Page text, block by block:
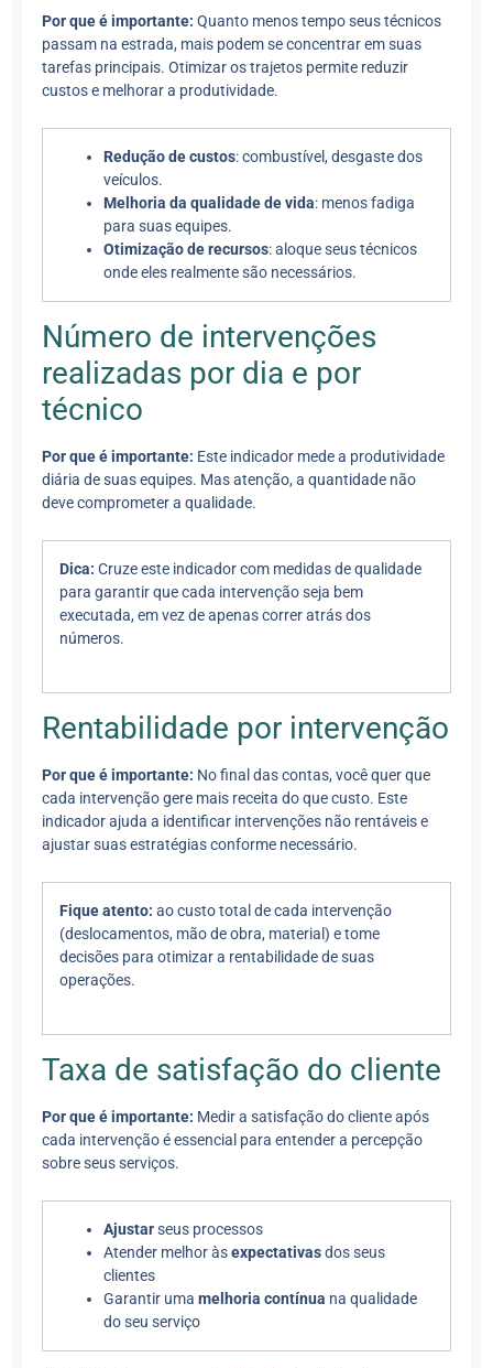
Por que é importante: Quanto menos tempo seus técnicos
passam na estrada, mais podem se concentrar em suas
tarefas principais. Otimizar os trajetos permite reduzir
custos e melhorar a produtividade.
Redução de custos: combustível, desgaste dos
veículos.
Melhoria da qualidade de vida: menos fadiga
para suas equipes.
Otimização de recursos: aloque seus técnicos
onde eles realmente são necessários.
Número de intervenções
realizadas por dia e por
técnico
Por que é importante: Este indicador mede a produtividade
diária de suas equipes. Mas atenção, a quantidade não
deve comprometer a qualidade.
Dica: Cruze este indicador com medidas de qualidade
para garantir que cada intervenção seja bem
executada, em vez de apenas correr atrás dos
números.
Rentabilidade por intervenção
Por que é importante: No final das contas, você quer que
cada intervenção gere mais receita do que custo. Este
indicador ajuda a identificar intervenções não rentáveis e
ajustar suas estratégias conforme necessário.
Fique atento: ao custo total de cada intervenção
(deslocamentos, mão de obra, material) e tome
decisões para otimizar a rentabilidade de suas
operações.
Taxa de satisfação do cliente
Por que é importante: Medir a satisfação do cliente após
cada intervenção é essencial para entender a percepção
sobre seus serviços.
Ajustarseus processos
Atender melhor àsexpectativasdos seus
clientes
Garantir umamelhoria contínua na qualidade
do seu serviço